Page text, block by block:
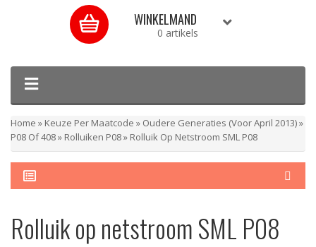
WINKELMAND
0 artikels
Home » Keuze Per Maatcode » Oudere Generaties (voor April 2013)»
P08 Of 408» Rolluiken P08» Rolluik Op Netstroom SML P08
Rolluik op netstroom SML P08